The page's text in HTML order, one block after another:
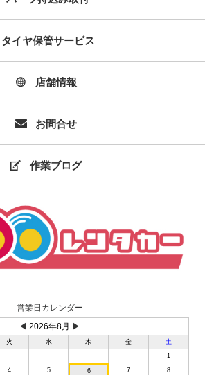
タイヤ保管サービス
店舗情報
お問合せ
作業ブログ
営業日カレンダー
◀ 2026年8月 ▶
火 水 木 金
土
1
4 5 6 7 8